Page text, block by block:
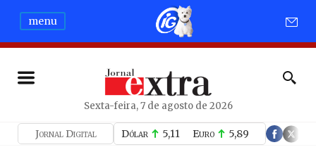
menu
Sexta-feira, 7 de agosto de 2026
Jornal Digital Dólar 5,11 Euro 5,89